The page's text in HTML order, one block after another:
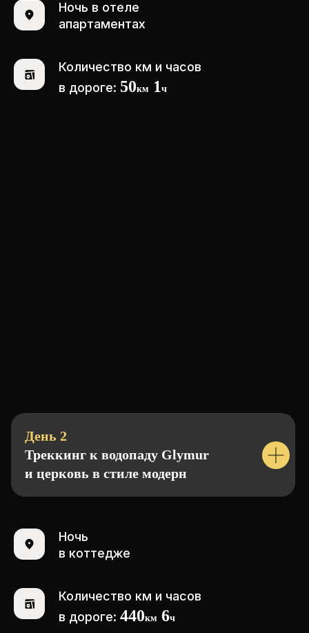
Ночь в отеле
апартаментах
Количество км и часов
в дороге: 50км 1ч
День 2
Треккинг к водопаду Glymur
и церковь в стиле модерн
Ночь
в коттедже
Количество км и часов
в дороге: 440км 6ч